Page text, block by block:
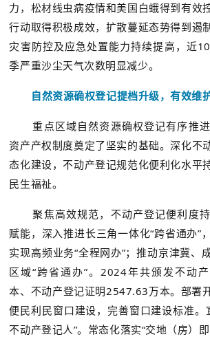
力，松材线虫病疫情和美国白蛾得到有效
行动取得积极成效，扩散蔓延态势得到遏
灾害防控及应急处置能力持续提高，近
季严重沙尘天气次数明显减少。
自然资源确权登记提档升级，有效维
重点区域自然资源确权登记有序推
资产产权制度奠定了坚实的基础。深化不
态化建设，不动产登记规范化便利化水平
民生福祉。
聚焦高效规范，不动产登记便利度
赋能，深入推进长三角一体化“跨省通办”
实现高频业务“全程网办”；推动京津冀、
区域“跨省通办”。2024年共颁发不动
本、不动产登记证明2547.63万本。部署
便民利民窗口建设，完善窗口建设标准。
不动产登记人”。常态化落实“交地（房）